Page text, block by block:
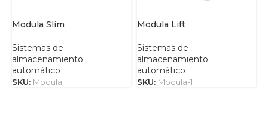
Modula Slim
Sistemas de
almacenamiento
automático
SKU: Modula
Modula Lift
Sistemas de
almacenamiento
automático
SKU: Modula-1